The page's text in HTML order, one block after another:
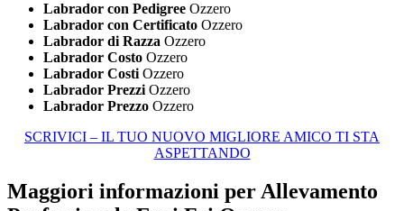
Labrador con Pedigree Ozzero
Labrador con Certificato Ozzero
Labrador di Razza Ozzero
Labrador Costo Ozzero
Labrador Costi Ozzero
Labrador Prezzi Ozzero
Labrador Prezzo Ozzero
SCRIVICI – IL TUO NUOVO MIGLIORE AMICO TI STA
ASPETTANDO
Maggiori informazioni per Allevamento